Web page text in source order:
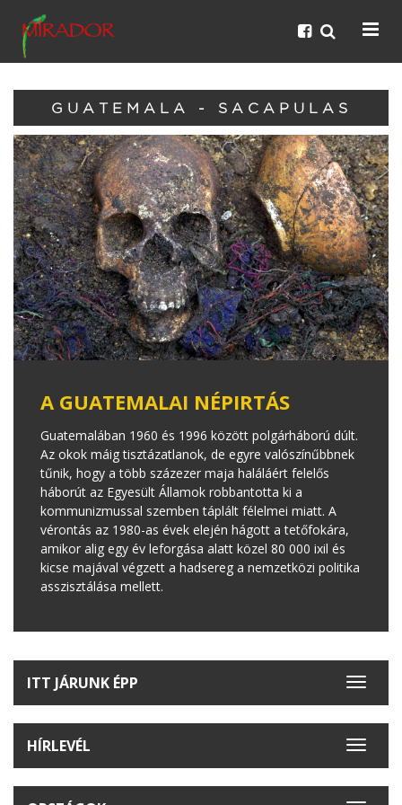
GUATEMALA - SACAPULAS
A GUATEMALAI NÉPIRTÁS
Guatemalában 1960 és 1996 között polgárháború dúlt.
Az okok máig tisztázatlanok, de egyre valószínűbbnek
tűnik, hogy a több százezer maja haláláért felelős
háborút az Egyesült Államok robbantotta ki a
kommunizmussal szemben táplált félelmei miatt. A
vérontás az 1980-as évek elején hágott a tetőfokára,
amikor alig egy év leforgása alatt közel 80 000 ixil és
kicse majával végzett a hadsereg a nemzetközi politika
asszisztálása mellett.
Toggle
ITT JÁRUNK ÉPP
Toggle
HÍRLEVÉL